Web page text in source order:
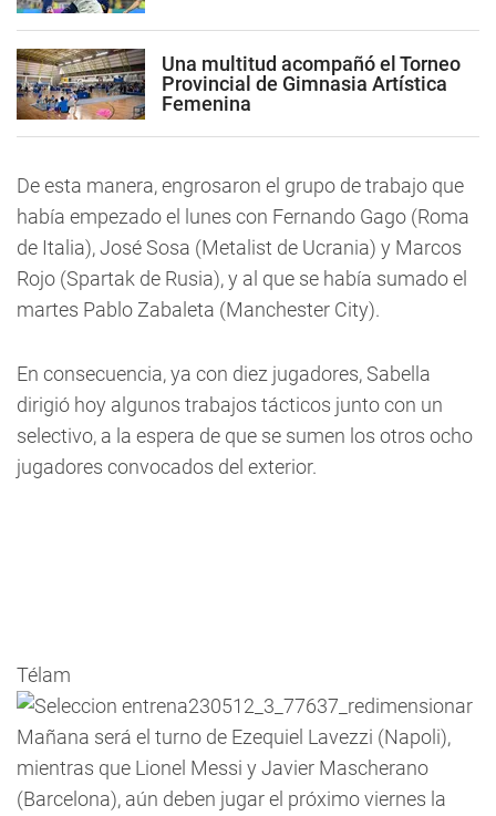
Una multitud acompañó el Torneo
Provincial de Gimnasia Artística
Femenina
De esta manera, engrosaron el grupo de trabajo que
había empezado el lunes con Fernando Gago (Roma
de Italia), José Sosa (Metalist de Ucrania) y Marcos
Rojo (Spartak de Rusia), y al que se había sumado el
martes Pablo Zabaleta (Manchester City).
En consecuencia, ya con diez jugadores, Sabella
dirigió hoy algunos trabajos tácticos junto con un
selectivo, a la espera de que se sumen los otros ocho
jugadores convocados del exterior.
Télam
Mañana será el turno de Ezequiel Lavezzi (Napoli),
mientras que Lionel Messi y Javier Mascherano
(Barcelona), aún deben jugar el próximo viernes la